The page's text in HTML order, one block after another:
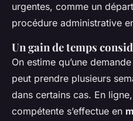
urgentes, comme un
procédure administrative
Un gain de temps
On estime qu’une
peut prendre plusieurs
dans certains cas. En
compétente s’effectue en